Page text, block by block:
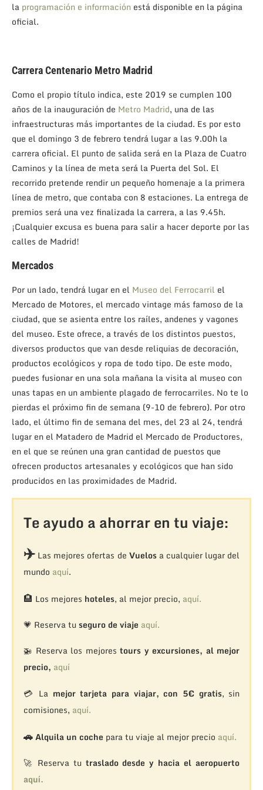
la programación e información está disponible en la página
oficial.
Carrera Centenario Metro Madrid
Como el propio título indica, este 2019 se cumplen 100
años de la inauguración de Metro Madrid, una de las
infraestructuras más importantes de la ciudad. Es por esto
que el domingo 3 de febrero tendrá lugar a las 9.00h la
carrera oficial. El punto de salida será en la Plaza de Cuatro
Caminos y la línea de meta será la Puerta del Sol. El
recorrido pretende rendir un pequeño homenaje a la primera
línea de metro, que contaba con 8 estaciones. La entrega de
premios será una vez finalizada la carrera, a las 9.45h.
¡Cualquier excusa es buena para salir a hacer deporte por las
calles de Madrid!
Mercados
Por un lado, tendrá lugar en el Museo del Ferrocarril el
Mercado de Motores, el mercado vintage más famoso de la
ciudad, que se asienta entre los raíles, andenes y vagones
del museo. Este ofrece, a través de los distintos puestos,
diversos productos que van desde reliquias de decoración,
productos ecológicos y ropa de todo tipo. De este modo,
puedes fusionar en una sola mañana la visita al museo con
unas tapas en un ambiente plagado de ferrocarriles. No te lo
pierdas el próximo fin de semana (9-10 de febrero). Por otro
lado, el último fin de semana del mes, del 23 al 24, tendrá
lugar en el Matadero de Madrid el Mercado de Productores,
en el que se reúnen una gran cantidad de puestos que
ofrecen productos artesanales y ecológicos que han sido
producidos en las proximidades de Madrid.
Te ayudo a ahorrar en tu viaje:
✈️Las mejores ofertas de Vuelosa cualquier lugar del
mundo aquí.
🏨 Los mejores hoteles, al mejor precio, aquí.
💗 Reserva tu seguro de viaje aquí.
🚁 Reserva los mejorestours y excursiones, al mejor
precio, aquí
💳 La mejor tarjeta para viajar, con 5€ gratis, sin
comisiones, aquí.
🚗Alquila un coche para tu viaje al mejor precio aquí.
🚀 Reserva tu traslado desde y hacia el aeropuerto
aquí.